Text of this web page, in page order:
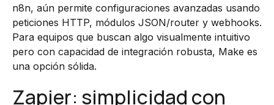
n8n, aún permite configuraciones avanzadas usando
peticiones HTTP, módulos JSON/router y webhooks.
Para equipos que buscan algo visualmente intuitivo
pero con capacidad de integración robusta, Make es
una opción sólida.
Zapier: simplicidad con